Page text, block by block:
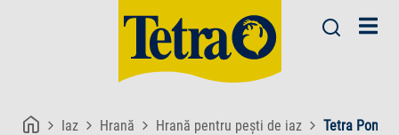
Iaz Hrană Hrană pentru pești de iaz Tetra Pond